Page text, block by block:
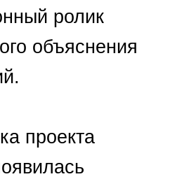
ролик
объяснения
проекта